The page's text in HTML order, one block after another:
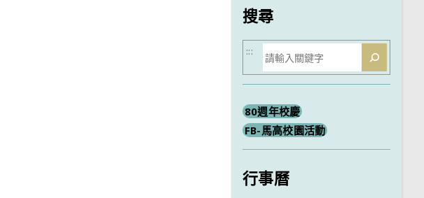
搜尋
搜
尋
:::
80週年校慶
FB-馬高校園活動
行事曆